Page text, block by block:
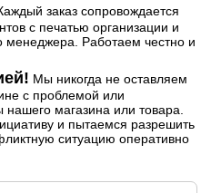
заказ сопровождается
с печатью организации и
менеджера. Работаем честно и
Мы никогда не оставляем
с проблемой или
нашего магазина или товара.
и пытаемся разрешить
ситуацию оперативно